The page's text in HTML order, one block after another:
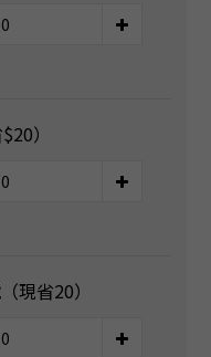
）
現省20）